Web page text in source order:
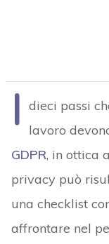
I dieci passi
lavoro
GDPR, in ottica
privacy può
una checklist
affrontare nel